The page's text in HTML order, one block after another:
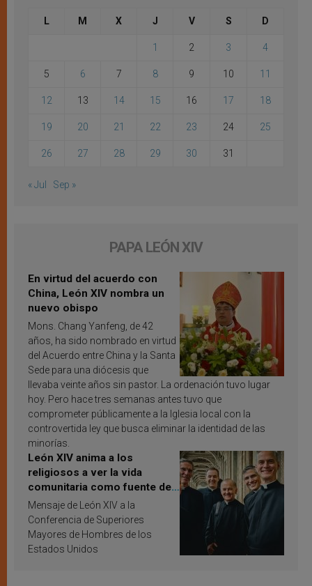
L M X J V S D
1 2 3 4
5 6 7 8 9 10 11
12 13 14 15 16 17 18
19 20 21 22 23 24 25
26 27 28 29 30 31
« Jul Sep »
PAPA LEÓN XIV
En virtud del acuerdo con
China, León XIV nombra un
nuevo obispo
Mons. Chang Yanfeng, de 42
años, ha sido nombrado en virtud
del Acuerdo entre China y la Santa
Sede para una diócesis que
llevaba veinte años sin pastor. La ordenación tuvo lugar
hoy. Pero hace tres semanas antes tuvo que
comprometer públicamente a la Iglesia local con la
controvertida ley que busca eliminar la identidad de las
minorías.
León XIV anima a los
religiosos a ver la vida
comunitaria como fuente de
inspiración y santificación
Mensaje de León XIV a la
Conferencia de Superiores
Mayores de Hombres de los
Estados Unidos